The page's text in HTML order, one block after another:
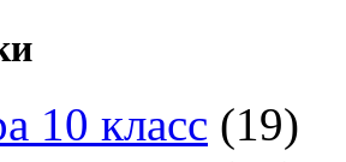
10 класс (19)